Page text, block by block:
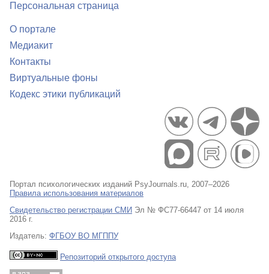
Персональная страница
О портале
Медиакит
Контакты
Виртуальные фоны
Кодекс этики публикаций
Портал психологических изданий PsyJournals.ru, 2007–2026
Правила использования материалов
Свидетельство регистрации СМИ Эл № ФС77-66447 от 14 июля
2016 г.
Издатель: ФГБОУ ВО МГППУ
Репозиторий открытого доступа